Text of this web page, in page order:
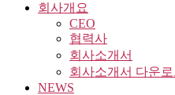
회사개요
CEO
협력사
회사소개서
회사소개서 다운로
NEWS